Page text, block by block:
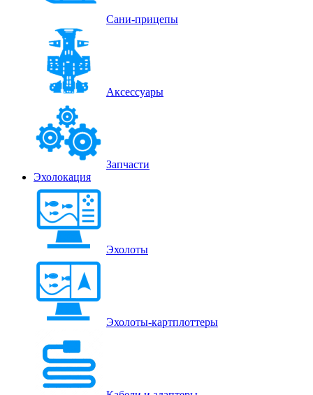
Сани-прицепы
Аксессуары
Запчасти
Эхолокация
Эхолоты
Эхолоты-картплоттеры